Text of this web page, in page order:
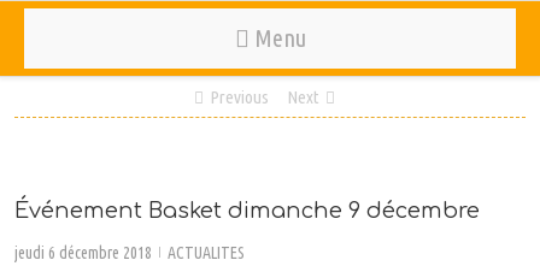
Menu
Previous Next
Événement Basket dimanche 9 décembre
jeudi 6 décembre 2018 ACTUALITES